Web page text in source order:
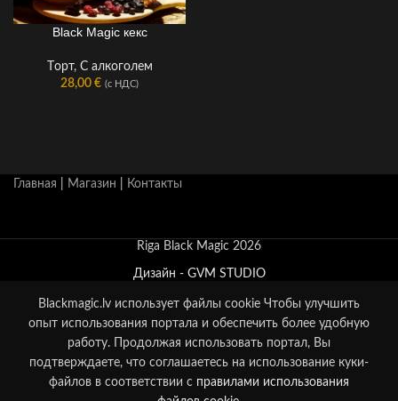
Black Magic кекс
Tорт, С алкоголем
28,00 € (с НДС)
Главная Магазин Контакты
Riga Black Magic 2026
Дизайн - GVM STUDIO
Blackmagic.lv использует файлы cookie Чтобы улучшить
опыт использования портала и обеспечить более удобную
работу. Продолжая использовать портал, Вы
подтверждаете, что соглашаетесь на использование куки-
файлов в соответствии с правилами использования
Фильтры
0
КорзинаМой счет